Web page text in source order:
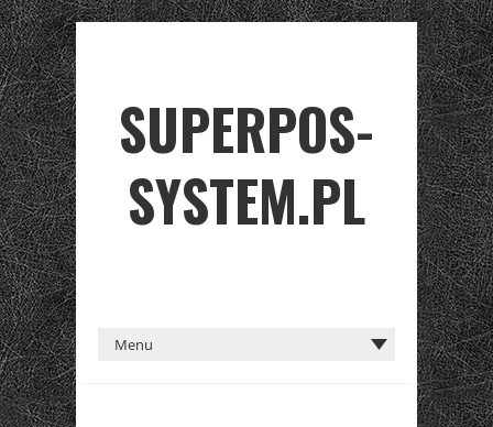
SUPERPOS-
SYSTEM.PL